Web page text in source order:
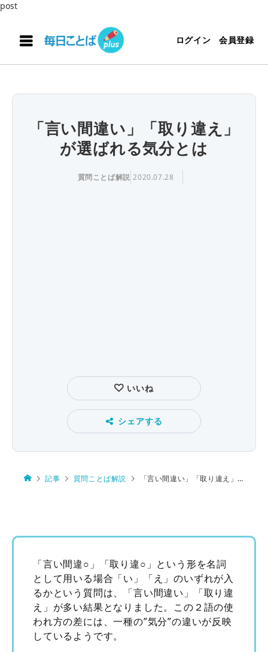
post
ログイン 会員登録
「言い間違い」「取り違え」
が選ばれる気分とは
質問ことば解説 2020.07.28
いいね
シェアする
記事 質問ことば解説 「言い間違い」「取り違え」が選ばれる気分とは
「言い間違○」「取り違○」という形を名詞
として用いる場合「い」「え」のいずれが入
るかという質問は、「言い間違い」「取り違
え」が多い結果となりました。この２語の使
われ方の差には、一種の”気分”の違いが反映
しているようです。